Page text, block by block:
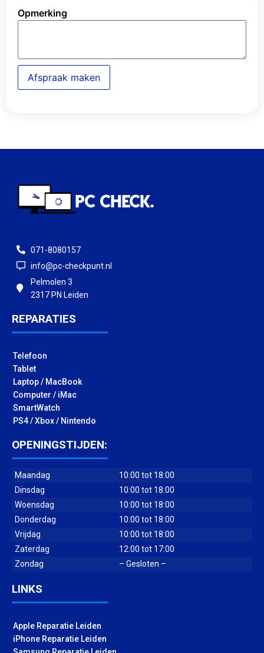
Opmerking
Afspraak maken
071-8080157
info@pc-checkpunt.nl
Pelmolen 3
2317 PN Leiden
REPARATIES
Telefoon
Tablet
Laptop / MacBook
Computer / iMac
SmartWatch
PS4 / Xbox / Nintendo
OPENINGSTIJDEN:
Maandag
10:00 tot 18:00
Dinsdag
10:00 tot 18:00
Woensdag
10:00 tot 18:00
Donderdag
10:00 tot 18:00
Vrijdag
10:00 tot 18:00
Zaterdag
12:00 tot 17:00
Zondag
– Gesloten –
LINKS
Apple Reparatie Leiden
iPhone Reparatie Leiden